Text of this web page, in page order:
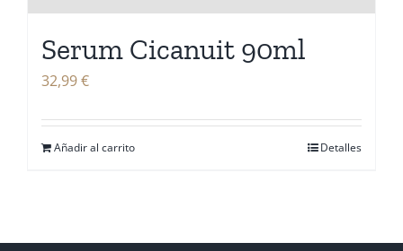
Serum Cicanuit 90ml
32,99€
Añadir al carrito Detalles